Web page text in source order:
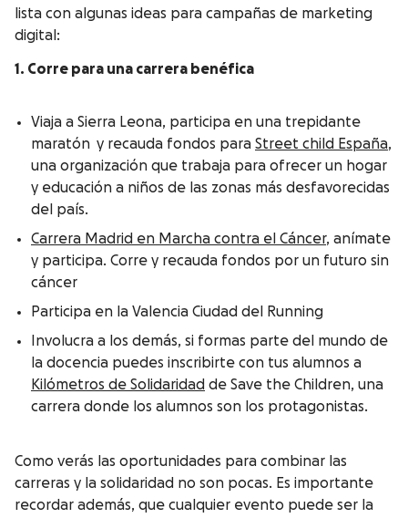
lista con algunas ideas para campañas de marketing
digital:
1. Corre para una carrera benéfica
Viaja a Sierra Leona, participa en una trepidante
maratón y recauda fondos para Street child España,
una organización que trabaja para ofrecer un hogar
y educación a niños de las zonas más desfavorecidas
del país.
Carrera Madrid en Marcha contra el Cáncer, anímate
y participa. Corre y recauda fondos por un futuro sin
cáncer
Participa en la Valencia Ciudad del Running
Involucra a los demás, si formas parte del mundo de
la docencia puedes inscribirte con tus alumnos a
Kilómetros de Solidaridad de Save the Children, una
carrera donde los alumnos son los protagonistas.
Como verás las oportunidades para combinar las
carreras y la solidaridad no son pocas. Es importante
recordar además, que cualquier evento puede ser la